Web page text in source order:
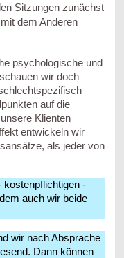
Sitzungen zunächst
dem Anderen
psychologische und
wir doch –
auf die
Klienten
entwickeln wir
als jeder von
-
auch wir beide
wir nach Absprache
Dann können